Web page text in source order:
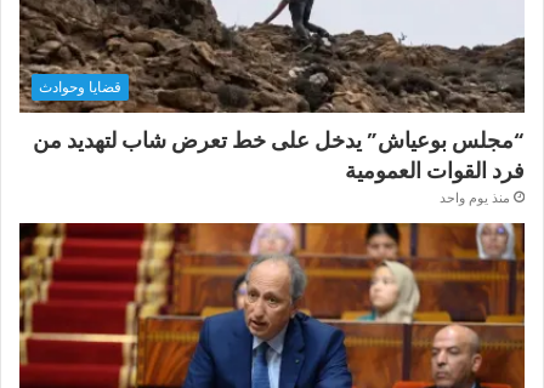
قضايا وحوادث
“مجلس بوعياش” يدخل على خط تعرض شاب لتهديد من
فرد القوات العمومية
منذ يوم واحد